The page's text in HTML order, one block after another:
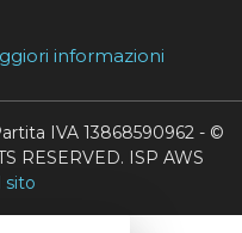
informazioni
IVA 13868590962 - ©
RESERVED. ISP AWS
sito